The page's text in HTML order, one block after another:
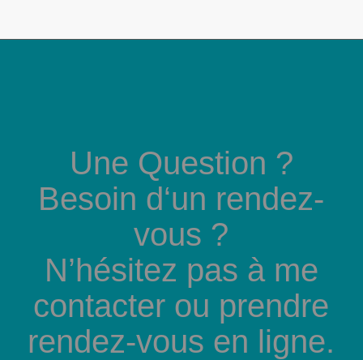
Une Question ?
Besoin d‘un rendez-
vous ?
N’hésitez pas à me
contacter ou prendre
rendez-vous en ligne.